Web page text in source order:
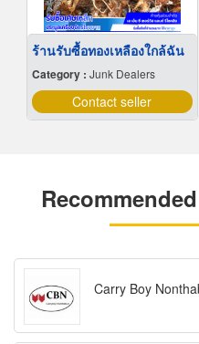
ร้านรับซื้อทองเหลืองใกล้ฉัน
Category : Junk Dealers
Contact seller
Carry Boy